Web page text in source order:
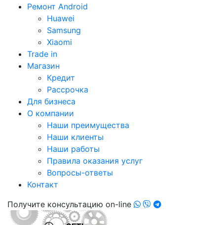
Ремонт Android
Huawei
Samsung
Xiaomi
Trade in
Магазин
Кредит
Рассрочка
Для бизнеса
О компании
Наши преимущества
Наши клиенты
Наши работы
Правила оказания услуг
Вопросы-ответы
Контакт
Получите консультацию on-line